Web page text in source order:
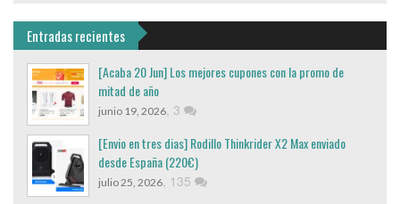
Entradas recientes
[Acaba 20 Jun] Los mejores cupones con la promo de
mitad de año
junio 19, 2026, 3
[Envio en tres dias] Rodillo Thinkrider X2 Max enviado
desde España (220€)
julio 25, 2026, 135